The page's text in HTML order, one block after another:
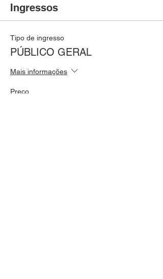
Ingressos
Tipo de ingresso
PÚBLICO GERAL
Mais informações
Preço